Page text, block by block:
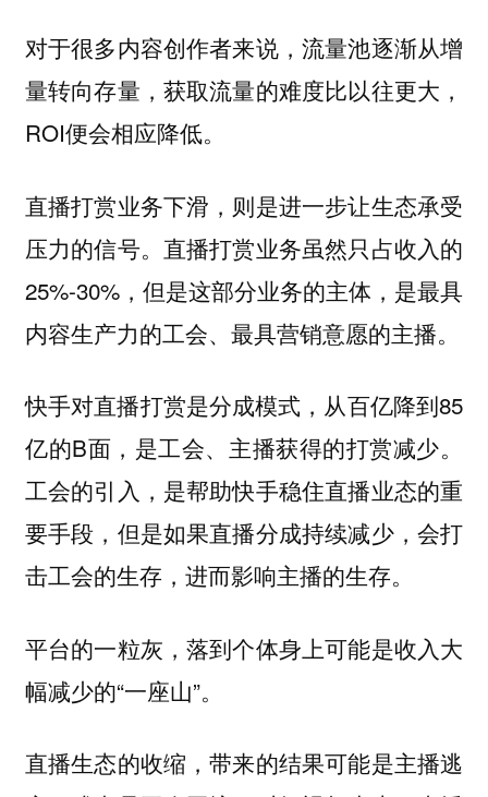
对于很多内容创作者来说，流量池逐渐从增
量转向存量，获取流量的难度比以往更大，
ROI便会相应降低。
直播打赏业务下滑，则是进一步让生态承受
压力的信号。直播打赏业务虽然只占收入的
25%-30%，但是这部分业务的主体，是最具
内容生产力的工会、最具营销意愿的主播。
快手对直播打赏是分成模式，从百亿降到85
亿的B面，是工会、主播获得的打赏减少。
工会的引入，是帮助快手稳住直播业态的重
要手段，但是如果直播分成持续减少，会打
击工会的生存，进而影响主播的生存。
平台的一粒灰，落到个体身上可能是收入大
幅减少的“一座山”。
直播生态的收缩，带来的结果可能是主播逃